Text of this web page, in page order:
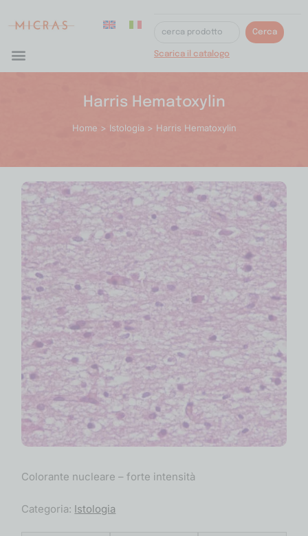
Cerca
Scarica il catalogo
Harris Hematoxylin
Home > Istologia > Harris Hematoxylin
Colorante nucleare – forte intensità
Categoria: Istologia